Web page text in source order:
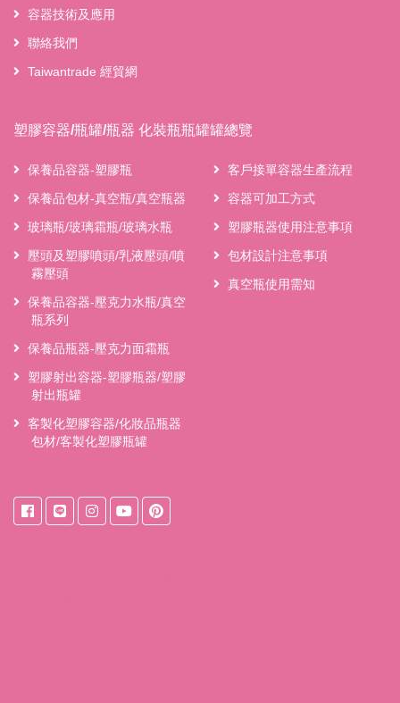
容器技術及應用
聯絡我們
Taiwantrade 經貿網
塑膠容器/瓶罐/瓶器 化裝瓶瓶罐罐總覽
保養品容器-塑膠瓶
保養品包材-真空瓶/真空瓶器
玻璃瓶/玻璃霜瓶/玻璃水瓶
壓頭及塑膠噴頭/乳液壓頭/噴
霧壓頭
保養品容器-壓克力水瓶/真空
瓶系列
保養品瓶器-壓克力面霜瓶
塑膠射出容器-塑膠瓶器/塑膠
射出瓶罐
客製化塑膠容器/化妝品瓶器
包材/客製化塑膠瓶罐
客戶接單容器生產流程
容器可加工方式
塑膠瓶器使用注意事項
包材設計注意事項
真空瓶使用需知